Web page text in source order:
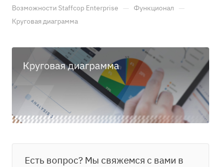
Возможности Staffcop Enterprise — Функционал —
Круговая диаграмма
Есть вопрос? Мы свяжемся с вами в